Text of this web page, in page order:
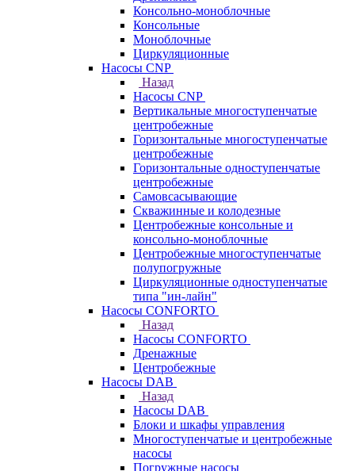
Консольно-моноблочные
Консольные
Моноблочные
Циркуляционные
Насосы CNP
Назад
Насосы CNP
Вертикальные многоступенчатые
центробежные
Горизонтальные многоступенчатые
центробежные
Горизонтальные одноступенчатые
центробежные
Самовсасывающие
Скважинные и колодезные
Центробежные консольные и
консольно-моноблочные
Центробежные многоступенчатые
полупогружные
Циркуляционные одноступенчатые
типа "ин-лайн"
Насосы CONFORTO
Назад
Насосы CONFORTO
Дренажные
Центробежные
Насосы DAB
Назад
Насосы DAB
Блоки и шкафы управления
Многоступенчатые и центробежные
насосы
Погружные насосы